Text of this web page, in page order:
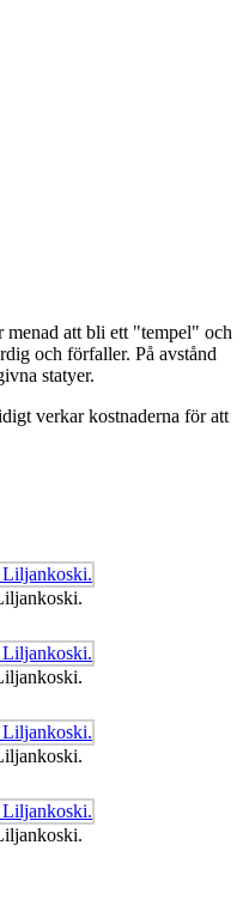
menad att bli ett "tempel" och
och förfaller. På avstånd
statyer.
verkar kostnaderna för att